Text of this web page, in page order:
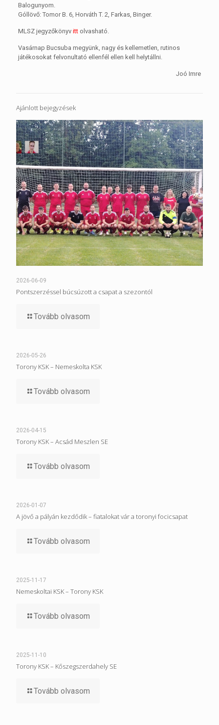
Balogunyom.
Góllövő: Tomor B. 6, Horváth T. 2, Farkas, Binger.
MLSZ jegyzőkönyv ittolvasható.
Vasárnap Bucsuba megyünk, nagy és kellemetlen, rutinos
játékosokat felvonultató ellenfél ellen kell helytállni.
Joó Imre
Ajánlott bejegyzések
2026-06-09
Pontszerzéssel búcsúzott a csapat a szezontól
Tovább olvasom
2026-05-26
Torony KSK – Nemeskolta KSK
Tovább olvasom
2026-04-15
Torony KSK – Acsád Meszlen SE
Tovább olvasom
2026-01-07
A jövő a pályán kezdődik – fiatalokat vár a toronyi focicsapat
Tovább olvasom
2025-11-17
Nemeskoltai KSK – Torony KSK
Tovább olvasom
2025-11-10
Torony KSK – Kőszegszerdahely SE
Tovább olvasom